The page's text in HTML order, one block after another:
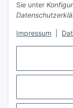
Sie unter
Impressum